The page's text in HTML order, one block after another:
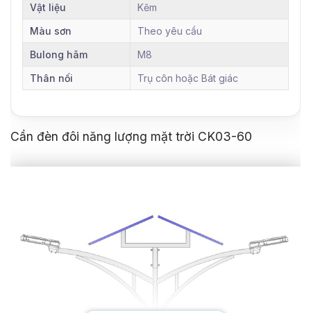
Vật liệu
Kẽm
Màu sơn
Theo yêu cầu
Bulong hãm
M8
Thân nối
Trụ côn hoặc Bát giác
Cần đèn đôi năng lượng mặt trời CK03-60